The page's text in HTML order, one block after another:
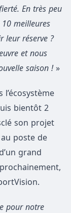
En très peu
meilleures
leur réserve ?
et nous
saison ! »
l’écosystème
bientôt 2
son projet
au poste de
grand
pour notre